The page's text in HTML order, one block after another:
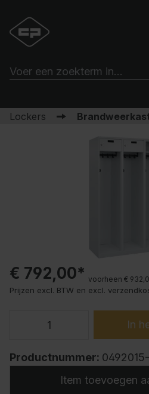
Lockers
€ 792,00* voorheen €
Prijzen excl. BTW en excl.
In
Productnummer:
Item toevoegen